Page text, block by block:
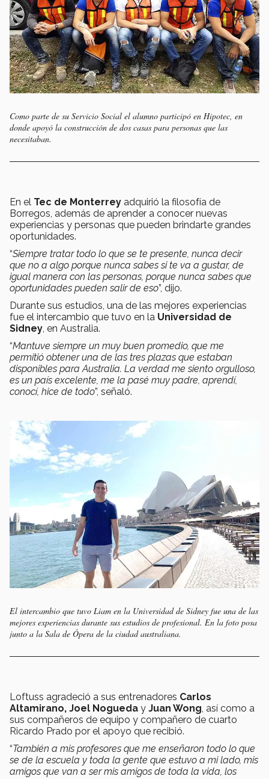
Como parte de su Servicio Social el alumno participó en Hipotec, en
donde apoyó la construcción de dos casas para personas que las
necesitaban.
En el Tec de Monterrey adquirió la filosofía de
Borregos, además de aprender a conocer nuevas
experiencias y personas que pueden brindarte grandes
oportunidades.
“Siempre tratar todo lo que se te presente, nunca decir
que no a algo porque nunca sabes si te va a gustar, de
igual manera con las personas, porque nunca sabes que
oportunidades pueden salir de eso”, dijo.
Durante sus estudios, una de las mejores experiencias
fue el intercambio que tuvo en la Universidad de
Sidney, en Australia.
“Mantuve siempre un muy buen promedio, que me
permitió obtener una de las tres plazas que estaban
disponibles para Australia. La verdad me siento orgulloso,
es un país excelente, me la pasé muy padre, aprendí,
conocí, hice de todo”, señaló.
El intercambio que tuvo Liam en la Universidad de Sidney fue una de las
mejores experiencias durante sus estudios de profesional. En la foto posa
junto a la Sala de Ópera de la ciudad australiana.
Loftuss agradeció a sus entrenadores Carlos
Altamirano, Joel Nogueda y Juan Wong, así como a
sus compañeros de equipo y compañero de cuarto
Ricardo Prado por el apoyo que recibió.
“También a mis profesores que me enseñaron todo lo que
se de la escuela y toda la gente que estuvo a mi lado, mis
amigos que van a ser mis amigos de toda la vida, los